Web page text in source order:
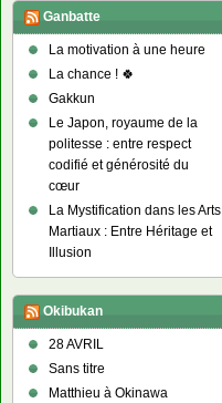
Ganbatte
La motivation à une heure
La chance ! 🍀
Gakkun
Le Japon, royaume de la
politesse : entre respect
codifié et générosité du
cœur
La Mystification dans les Arts
Martiaux : Entre Héritage et
Illusion
Okibukan
28 AVRIL
Sans titre
Matthieu à Okinawa